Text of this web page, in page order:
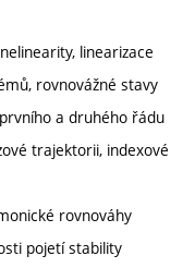
linearizace
rovnovážné stavy
a druhého řádu
trajektorii, indexové
rovnováhy
pojetí stability